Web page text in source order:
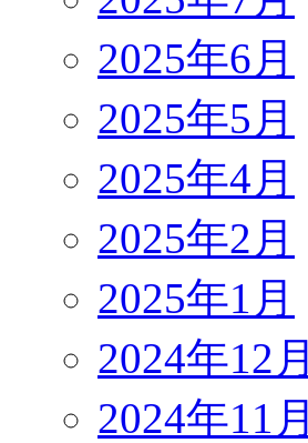
2025年6月
2025年5月
2025年4月
2025年2月
2025年1月
2024年12月
2024年11月